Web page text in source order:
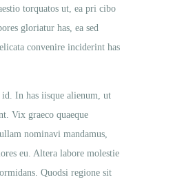
torquatos ut, ea pri cibo
gloriatur has, ea sed
convenire inciderint has
id. In has iisque alienum, ut
Vix graeco quaeque
nominavi mandamus,
eu. Altera labore molestie
Quodsi regione sit